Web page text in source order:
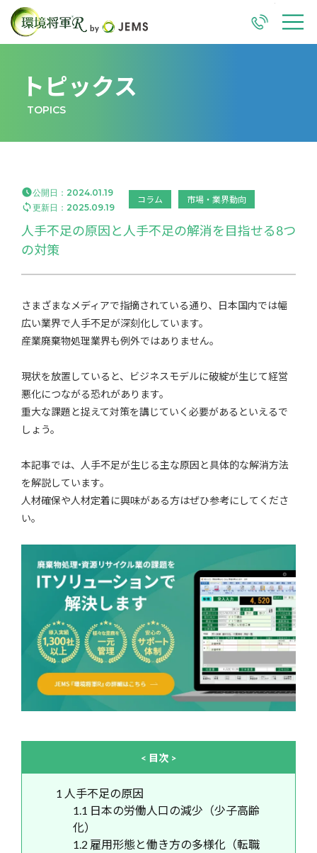
トピックス
TOPICS
公開日： 2024.01.19
更新日： 2025.09.19
コラム 市場・業界動向
人手不足の原因と人手不足の解消を目指せる8つ
の対策
さまざまなメディアで指摘されている通り、日本国内では幅
広い業界で人手不足が深刻化しています。
産業廃棄物処理業界も例外ではありません。
現状を放置していると、ビジネスモデルに破綻が生じて経営
悪化につながる恐れがあります。
重大な課題と捉えて対策を講じていく必要があるといえるで
しょう。
本記事では、人手不足が生じる主な原因と具体的な解消方法
を解説しています。
人材確保や人材定着に興味がある方はぜひ参考にしてくださ
い。
< 目次 >
1 人手不足の原因
1.1 日本の労働人口の減少（少子高齢
化）
1.2 雇用形態と働き方の多様化（転職